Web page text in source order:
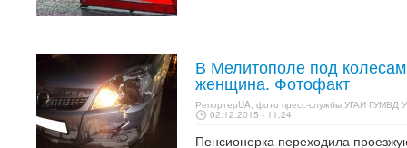
В Мелитополе под
женщина. Фотофакт
РепортерUA, фото пресс-службы УГАИ ГУМВД
02.12.2015 - 11:24
Пенсионерка переходила